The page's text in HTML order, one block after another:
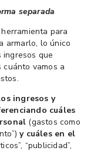
separada
para
armarlo, lo único
que
cuánto vamos a
ingresos y
cuáles
(gastos como
y cuáles en el
“publicidad”,